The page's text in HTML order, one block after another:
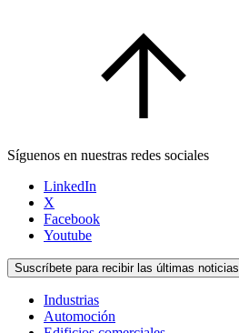
Síguenos en nuestras redes sociales
LinkedIn
X
Facebook
Youtube
Suscríbete para recibir las últimas noticias
Industrias
Automoción